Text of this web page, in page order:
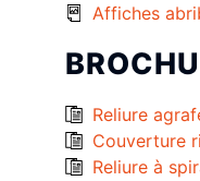
Affiches
Reliure
Couverture
Reliure à